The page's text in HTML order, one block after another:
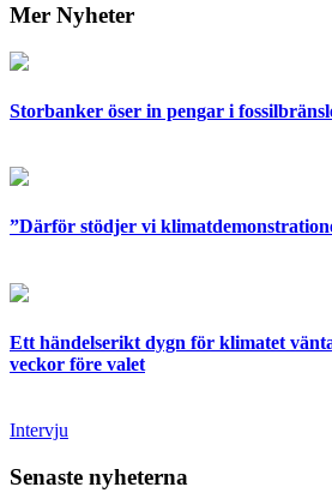
Mer Nyheter
Storbanker öser in pengar i
”Därför stödjer vi
Ett händelserikt dygn för klimatet
veckor före valet
Intervju
Senaste nyheterna